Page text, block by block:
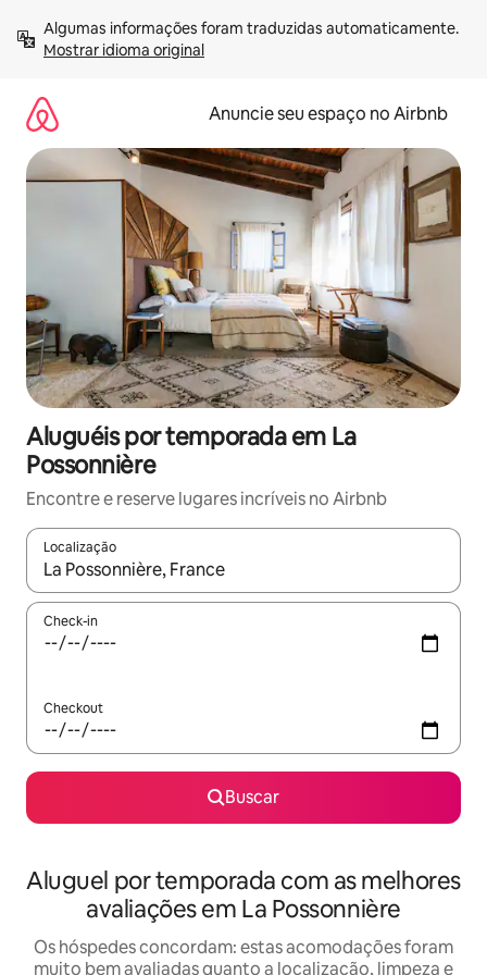
para
Mostrar idioma original
Anuncie seu espaço no Airbnb
Aluguéis por temporada em La
Possonnière
Encontre e reserve lugares incríveis no Airbnb
Localização
Quando os resultados estiverem disponíveis, explore-os
Check-in
Checkout
Buscar
Aluguel por temporada com as melhores
avaliações em La Possonnière
Os hóspedes concordam: estas acomodações foram
muito bem avaliadas quanto a localização, limpeza e